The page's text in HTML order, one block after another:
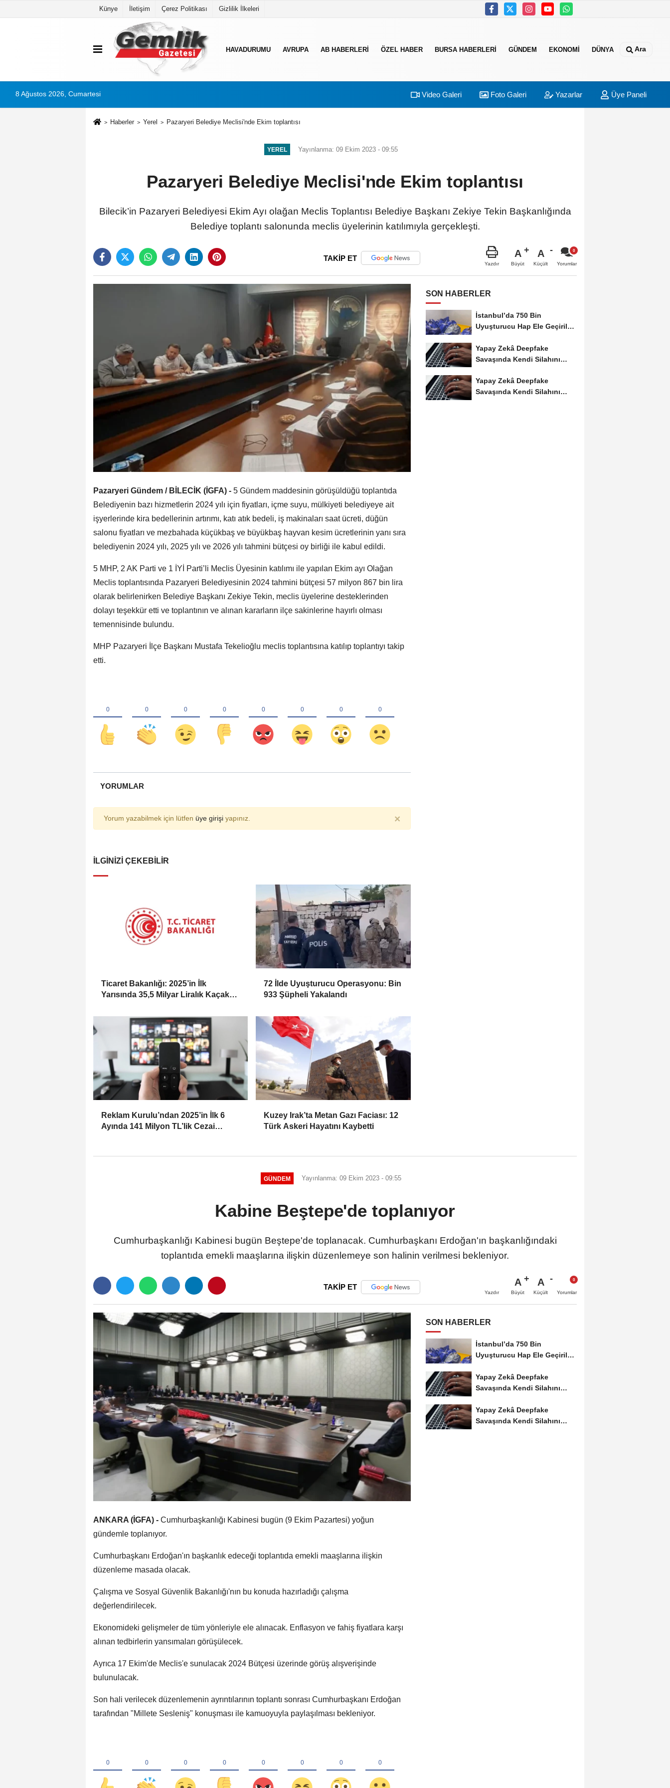
Künye İletişim Çerez Politikası Gizlilik İlkeleri
HAVADURUMU AVRUPA AB HABERLERI ÖZEL HABER BURSA HABERLERI GÜNDEM EKONOMI DÜNYA Ara
8 Ağustos 2026, Cumartesi Video Galeri Foto Galeri Yazarlar Üye Paneli
Haberler Yerel Pazaryeri Belediye Meclisi'nde Ekim toplantısı
YEREL Yayınlanma: 09 Ekim 2023 - 09:55
Pazaryeri Belediye Meclisi'nde Ekim toplantısı
Bilecik’in Pazaryeri Belediyesi Ekim Ayı olağan Meclis Toplantısı Belediye Başkanı Zekiye Tekin Başkanlığında
Belediye toplantı salonunda meclis üyelerinin katılımıyla gerçekleşti.
TAKİP ET
Yazdır
A
Büyüt
A
Küçült Yorumlar
Pazaryeri Gündem / BİLECİK (İGFA) - 5 Gündem maddesinin görüşüldüğü toplantıda
Belediyenin bazı hizmetlerin 2024 yılı için fiyatları, içme suyu, mülkiyeti belediyeye ait
işyerlerinde kira bedellerinin artırımı, katı atık bedeli, iş makinaları saat ücreti, düğün
salonu fiyatları ve mezbahada küçükbaş ve büyükbaş hayvan kesim ücretlerinin yanı sıra
belediyenin 2024 yılı, 2025 yılı ve 2026 yılı tahmini bütçesi oy birliği ile kabul edildi.
5 MHP, 2 AK Parti ve 1 İYİ Parti’li Meclis Üyesinin katılımı ile yapılan Ekim ayı Olağan
Meclis toplantısında Pazaryeri Belediyesinin 2024 tahmini bütçesi 57 milyon 867 bin lira
olarak belirlenirken Belediye Başkanı Zekiye Tekin, meclis üyelerine desteklerinden
dolayı teşekkür etti ve toplantının ve alınan kararların ilçe sakinlerine hayırlı olması
temennisinde bulundu.
MHP Pazaryeri İlçe Başkanı Mustafa Tekelioğlu meclis toplantısına katılıp toplantıyı takip
etti.
YORUMLAR
Yorum yazabilmek için lütfen üye girişi yapınız. ×
İLGINIZI ÇEKEBILIR
Ticaret Bakanlığı: 2025’in İlk
Yarısında 35,5 Milyar Liralık Kaçak
72 İlde Uyuşturucu Operasyonu: Bin
933 Şüpheli Yakalandı
Reklam Kurulu’ndan 2025’in İlk 6
Ayında 141 Milyon TL’lik Cezai
Kuzey Irak’ta Metan Gazı Faciası: 12
Türk Askeri Hayatını Kaybetti
SON HABERLER
İstanbul’da 750 Bin
Uyuşturucu Hap Ele Geçirildi:
Yapay Zekâ Deepfake
Savaşında Kendi Silahını
Yapay Zekâ Deepfake
Savaşında Kendi Silahını
GÜNDEM Yayınlanma: 09 Ekim 2023 - 09:55
Kabine Beştepe'de toplanıyor
Cumhurbaşkanlığı Kabinesi bugün Beştepe'de toplanacak. Cumhurbaşkanı Erdoğan'ın başkanlığındaki
toplantıda emekli maaşlarına ilişkin düzenlemeye son halinin verilmesi bekleniyor.
TAKİP ET
Yazdır
A
Büyüt
A
Küçült Yorumlar
ANKARA (İGFA) - Cumhurbaşkanlığı Kabinesi bugün (9 Ekim Pazartesi) yoğun
gündemle toplanıyor.
Cumhurbaşkanı Erdoğan'ın başkanlık edeceği toplantıda emekli maaşlarına ilişkin
düzenleme masada olacak.
Çalışma ve Sosyal Güvenlik Bakanlığı'nın bu konuda hazırladığı çalışma
değerlendirilecek.
Ekonomideki gelişmeler de tüm yönleriyle ele alınacak. Enflasyon ve fahiş fiyatlara karşı
alınan tedbirlerin yansımaları görüşülecek.
Ayrıca 17 Ekim'de Meclis'e sunulacak 2024 Bütçesi üzerinde görüş alışverişinde
bulunulacak.
Son hali verilecek düzenlemenin ayrıntılarının toplantı sonrası Cumhurbaşkanı Erdoğan
tarafından "Millete Sesleniş" konuşması ile kamuoyuyla paylaşılması bekleniyor.
SON HABERLER
İstanbul’da 750 Bin
Uyuşturucu Hap Ele Geçirildi:
Yapay Zekâ Deepfake
Savaşında Kendi Silahını
Yapay Zekâ Deepfake
Savaşında Kendi Silahını